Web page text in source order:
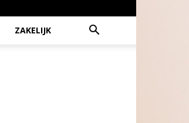
ZAKELIJK